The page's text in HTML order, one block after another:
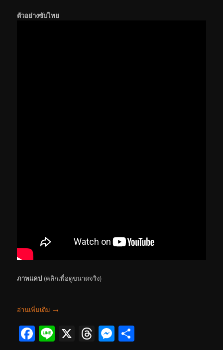
ตัวอย่างซับไทย
ภาพแคป (คลิกเพื่อดูขนาดจริง)
อ่านเพิ่มเติม →
Facebook
Line
X Threads
Messenger